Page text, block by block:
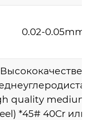
0.02-0.05mm
quality
*45# 40Cr или